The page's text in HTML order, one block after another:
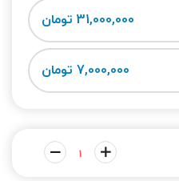
31,000,000 تومان
7,000,000 تومان